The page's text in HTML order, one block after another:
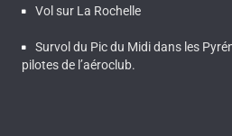
Vol sur La Rochelle
Survol du Pic du Midi dans les
pilotes de l’aéroclub.